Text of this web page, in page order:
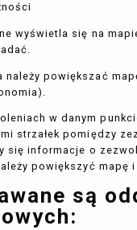
wyświetla się na
powiększać
w danym
strzałek pomiędzy
się informacje o
powiększyć mapę
są